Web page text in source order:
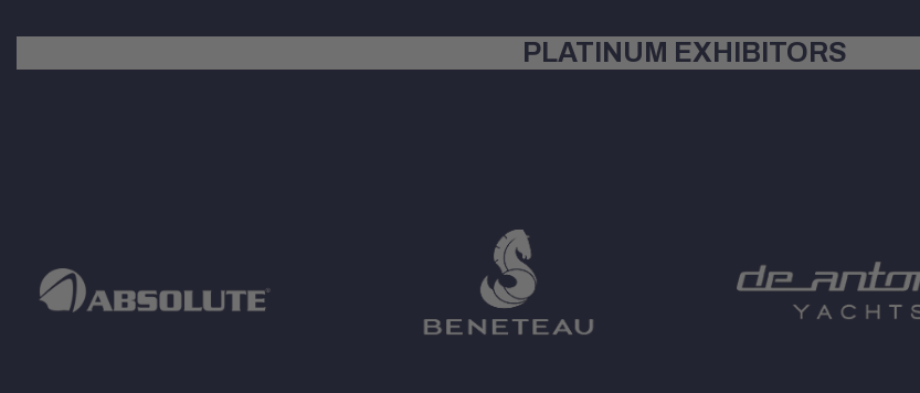
PLATINUM EXHIBITORS